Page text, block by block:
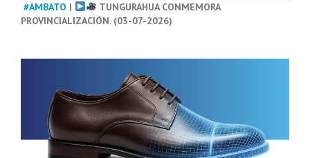
#AMBATO |
TUNGURAHUA CONMEMORA
PROVINCIALIZACIÓN. (03-07-2026)